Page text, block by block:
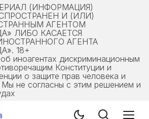
(ИНФОРМАЦИЯ)
И (ИЛИ)
АГЕНТОМ
ЛИБО КАСАЕТСЯ
АГЕНТА
18+
иноагентах дискриминационным
Конституции и
о защите прав человека и
не согласны с этим решением и